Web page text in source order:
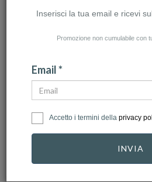
-10%
SALVINI
Anello Salvini -
Vertigo S 3 fili, in …
Inserisci la tua email e ricevi
Promozione non cumulabile con
Email *
Accetto i termini della privacy
INVIA